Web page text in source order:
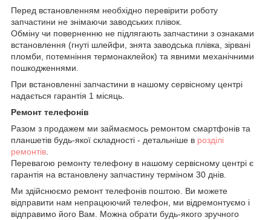
Перед встановленням необхідно перевірити роботу
запчастини не знімаючи заводських плівок.
Обміну чи поверненню не підлягають запчастини з ознаками
встановлення (гнуті шлейфи, знята заводська плівка, зірвані
пломби, потемніння термонаклейок) та явними механічними
пошкодженнями.
При встановленні запчастини в нашому сервісному центрі
надається гарантія 1 місяць.
Ремонт телефонів
Разом з продажем ми займаємось ремонтом смартфонів та
планшетів будь-якої складності - детальніше в розділі
ремонтів
Перевагою ремонту телефону в нашому сервісному центрі є
гарантія на встановлену запчастину терміном 30 днів.
Ми здійснюємо ремонт телефонів поштою. Ви можете
відправити нам непрацюючий телефон, ми відремонтуємо і
відправимо його Вам. Можна обрати будь-якого зручного